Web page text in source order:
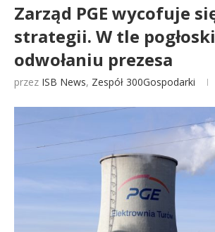
Zarząd PGE wycofuje
strategii. W tle
odwołaniu prezesa
przez ISB News, Zespół 300Gospodarki